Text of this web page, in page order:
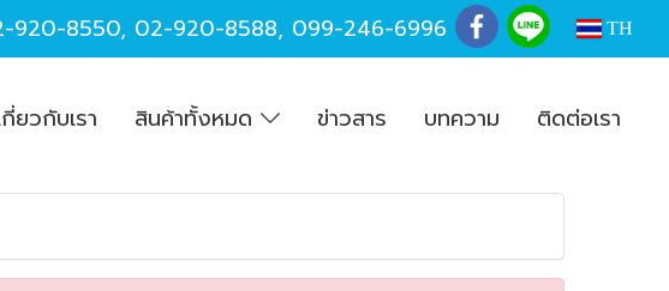
920-8550, 02-920-8588, 099-246-6996 TH
กี่ยวกับเรา สินค้าทั้งหมด ข่าวสาร บทความ ติดต่อเรา